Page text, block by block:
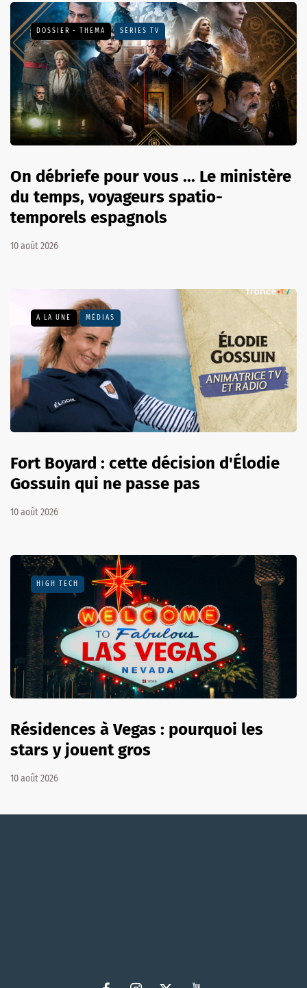
DOSSIER - THEMA SÉRIES TV
On débriefe pour vous ... Le ministère
du temps, voyageurs spatio-
temporels espagnols
10 août 2026
A LA UNE MÉDIAS
Fort Boyard : cette décision d'Élodie
Gossuin qui ne passe pas
10 août 2026
HIGH TECH
Résidences à Vegas : pourquoi les
stars y jouent gros
10 août 2026